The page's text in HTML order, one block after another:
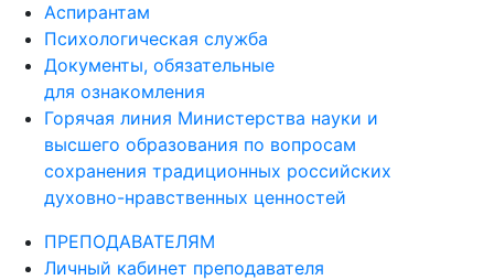
Аспирантам
Психологическая служба
Документы, обязательные
для ознакомления
Горячая линия Министерства науки и
высшего образования по вопросам
сохранения традиционных российских
духовно-нравственных ценностей
ПРЕПОДАВАТЕЛЯМ
Личный кабинет преподавателя